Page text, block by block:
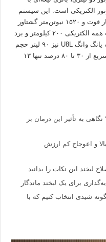
موتور الکتریکی است. این سیستم
فنی در کل خروجی ترکیبی ۱۱۸۰ اسب‌بخار قوت و ۱۵۲۰ نیوتن‌متر گشتاور
را اراعه می‌دهد. برد این ماشین در حالت همه الکتریکی ۲۰۰ کیلومتر و برد
جامع آن ۱۱۶۰ کیلومتر است. باک سوخت یانگ وانگ U8L نیز ۹۰ لیتر حجم
دارد. شارژ باتری با منفعت گیری شارژر سریع از ۳۰ تا ۸۰ درصد تنها ۱۳
به تأثیر این درمان بر
و اعوجاج کم ارزش
لبخند این نکات را بدانید
برای یک لبخند ماندگار
شیدی انتخاب کنیم که با